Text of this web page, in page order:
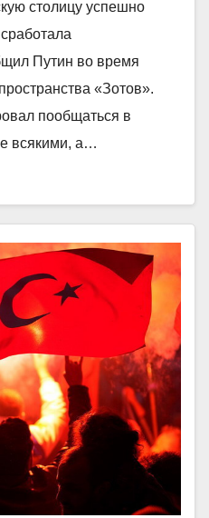
столицу успешно
Путин во время
«Зотов».
пообщаться в
всякими, а…